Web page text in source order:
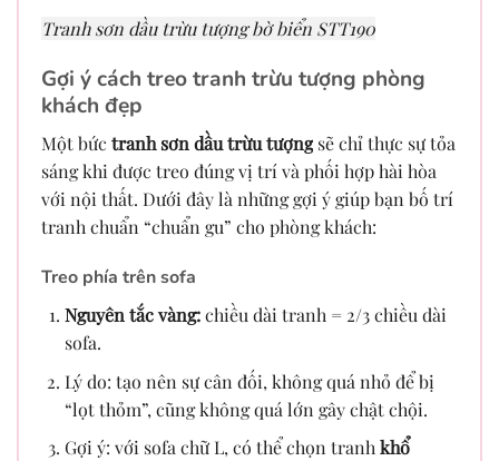
Tranh sơn dầu trừu tượng bờ biển STT190
Gợi ý cách treo tranh trừu tượng phòng
khách đẹp
Một bức tranh sơn dầu trừu tượng sẽ chỉ thực sự tỏa
sáng khi được treo đúng vị trí và phối hợp hài hòa
với nội thất. Dưới đây là những gợi ý giúp bạn bố trí
tranh chuẩn “chuẩn gu” cho phòng khách:
Treo phía trên sofa
Nguyên tắc vàng:chiều dài tranh = 2/3 chiều dài
sofa.
Lý do: tạo nên sự cân đối, không quá nhỏ để bị
“lọt thỏm”, cũng không quá lớn gây chật chội.
Gợi ý: với sofa chữ L, có thể chọn tranhkhổ